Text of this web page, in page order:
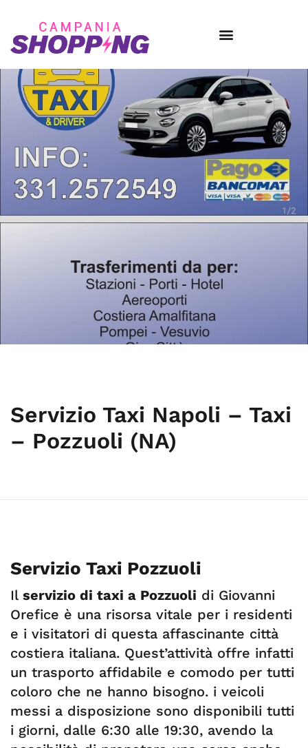
Servizio Taxi Napoli – Taxi
– Pozzuoli (NA)
Servizio Taxi Pozzuoli
Il servizio di taxi a Pozzuoli di Giovanni
Orefice è una risorsa vitale per i residenti
e i visitatori di questa affascinante città
costiera italiana. Quest’attività offre infatti
un trasporto affidabile e comodo per tutti
coloro che ne hanno bisogno. i veicoli
messi a disposizione sono disponibili tutti
i giorni, dalle 6:30 alle 19:30, avendo la